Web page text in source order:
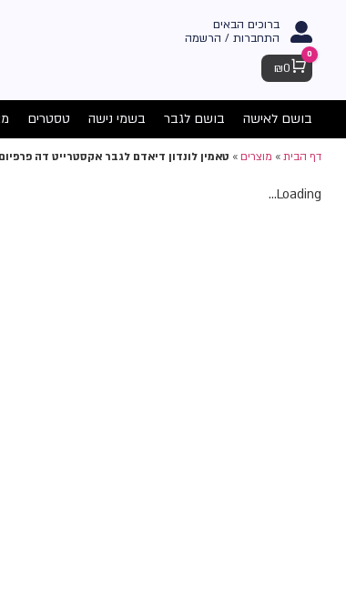
ברוכים הבאים
התחברות / הרשמה
Cart
0
₪0
בושם לאישה בושם לגבר בשמי נישה טסטרים
דף הבית» מוצרים» טאמין לונדון דיאדם לגבר אקסטרייט דה פרפיום 50מל
Loading...